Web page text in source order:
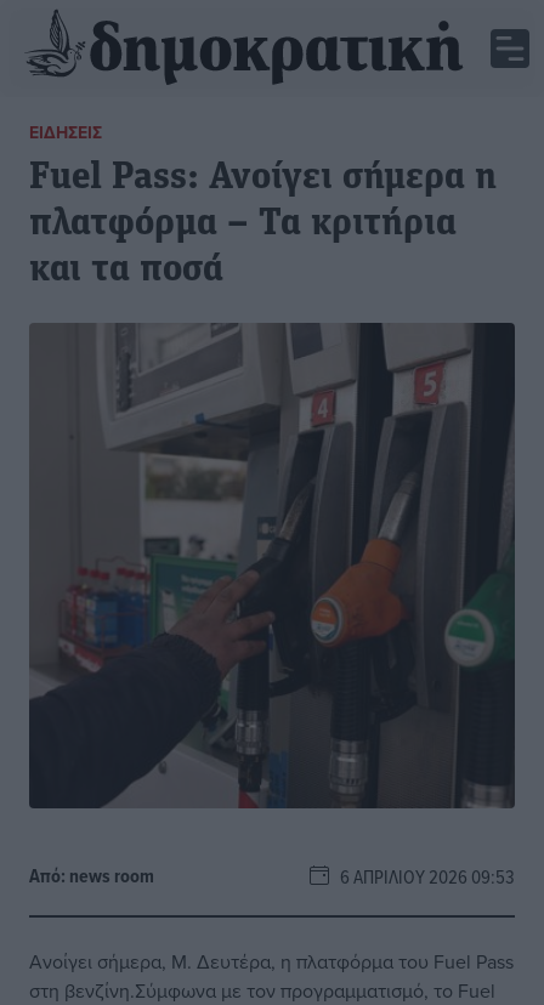
ΕΙΔΉΣΕΙΣ
Fuel Pass: Ανοίγει σήμερα η
πλατφόρμα – Τα κριτήρια
και τα ποσά
Από: news room 6 ΑΠΡΙΛΊΟΥ 2026 09:53
Ανοίγει σήμερα, Μ. Δευτέρα, η πλατφόρμα του Fuel Pass
στη βενζίνη.Σύμφωνα με τον προγραμματισμό, το Fuel